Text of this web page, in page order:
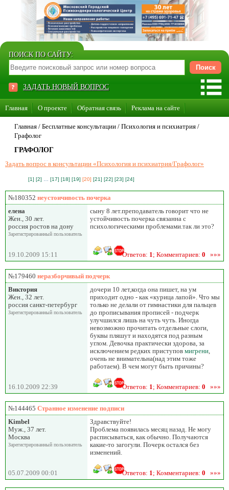
ПОИСК ПО САЙТУ:
ЗАДАТЬ НОВЫЙ ВОПРОС
Главная О проекте Обратная связь Реклама на сайте
Стать консультантом нашего сайта
Главная / Бесплатные консультации / Психология и психиатрия /
Графолог
ГРАФОЛОГ
Задать вопрос в консультации «Психология и психиатрия/Графолог»
[1] [2] [17] [18] [19] [20] [21] [22] [23] [24]
№180352 неустоичивость почерка
елена
Жен., 30 лет.
россия ростов на дону
Зарегистрированный пользователь
сыну 8 лет.преподаватель говорит что не
устойчивость почерка связанна с
психологическими проблемами.так ли это?
19.10.2009 15:11 Ответов: 1; Комментариев: 0 »»»
№179460 неразборчивый подчерк
Виктория
Жен., 32 лет.
россия санкт-петербург
Зарегистрированный пользователь
дочери 10 лет,когда она пишет, на ум
приходит одно - как «курица лапой». Что мы
только не делали от гимнастики для пальцев
до прописывания прописей - подчерк
улучшился лишь на чуть чуть. Иногда
невозможно прочитать отдельные слоги,
буквы пляшут и находятся под разным
углом. Девочка практически здорова, за
исключением редких приступов мигрени,
очень не внимательна(над этим тоже
работаем). В чем могут быть причины?
16.10.2009 22:39 Ответов: 1; Комментариев: 0 »»»
№144465 Странное изменение подписи
Kimbel
Муж., 37 лет.
Москва
Зарегистрированный пользователь
Здравствуйте!
Проблема появилась месяц назад. Не могу
расписываться, как обычно. Получаются
какие-то загогули. Почерк остался без
изменений.
05.07.2009 00:01 Ответов: 1; Комментариев: 0 »»»